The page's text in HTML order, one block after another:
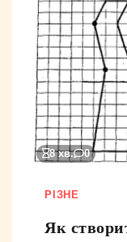
8 хв. 0
РІЗНЕ
Як